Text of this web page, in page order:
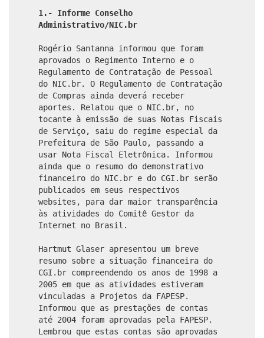
1.- Informe Conselho
Administrativo/NIC.br
Rogério Santanna informou que foram
aprovados o Regimento Interno e o
Regulamento de Contratação de Pessoal
do NIC.br. O Regulamento de Contratação
de Compras ainda deverá receber
aportes. Relatou que o NIC.br, no
tocante à emissão de suas Notas Fiscais
de Serviço, saiu do regime especial da
Prefeitura de São Paulo, passando a
usar Nota Fiscal Eletrônica. Informou
ainda que o resumo do demonstrativo
financeiro do NIC.br e do CGI.br serão
publicados em seus respectivos
websites, para dar maior transparência
às atividades do Comitê Gestor da
Internet no Brasil.
Hartmut Glaser apresentou um breve
resumo sobre a situação financeira do
CGI.br compreendendo os anos de 1998 a
2005 em que as atividades estiveram
vinculadas a Projetos da FAPESP.
Informou que as prestações de contas
até 2004 foram aprovadas pela FAPESP.
Lembrou que estas contas são aprovadas